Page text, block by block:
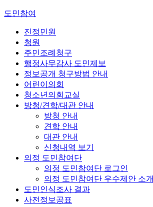
도민참여
진정민원
청원
주민조례청구
행정사무감사 도민제보
정보공개 청구방법 안내
어린이의회
청소년의회교실
방청/견학/대관 안내
방청 안내
견학 안내
대관 안내
신청내역 보기
의정 도민참여단
의정 도민참여단 로그인
의정 도민참여단 우수제안 소개
도민인식조사 결과
사전정보공표